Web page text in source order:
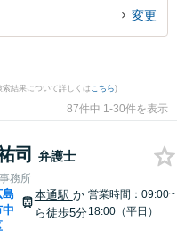
トーカー規制法を法律相談でき
変更
索結果について詳しくは こちら)
87件中 1-30件を表示
司 弁護士
務所
島
中
本通駅 か
ら徒歩5分
営業時間：09:00~
18:00（平日）